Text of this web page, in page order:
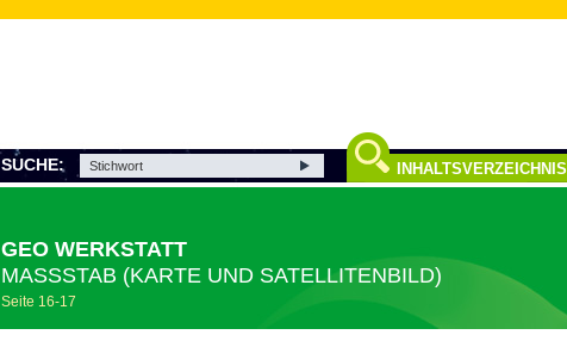
SUCHE: INHALTSVERZEICHNIS
GEO WERKSTATT
MASSSTAB (KARTE UND SATELLITENBILD)
Seite 16-17